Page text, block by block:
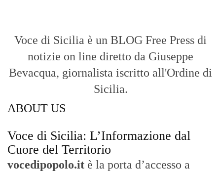
Voce di Sicilia è un BLOG Free Press di
notizie on line diretto da Giuseppe
Bevacqua, giornalista iscritto all'Ordine di
Sicilia.
ABOUT US
Voce di Sicilia: L’Informazione dal
Cuore del Territorio
vocedipopolo.it è la porta d’accesso a